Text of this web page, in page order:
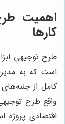
اهمیت
کارها
طرح توجیهی
است که به
کامل از
واقع طرح
اقتصادی